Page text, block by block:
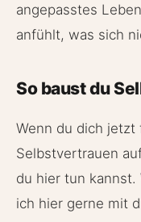
angepasstes
anfühlt, was sich
So baust du
Wenn du dich jetzt
Selbstvertrauen
du hier tun kannst.
ich hier gerne mit